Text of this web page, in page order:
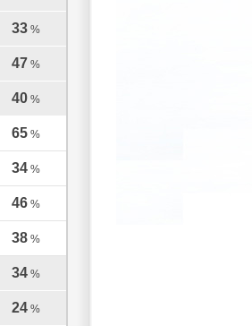
33 %
47 %
40 %
65 %
34 %
46 %
38 %
34 %
24 %